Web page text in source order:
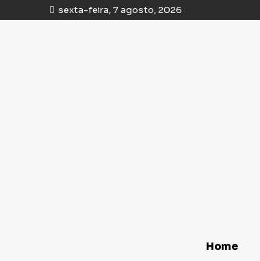
sexta-feira, 7 agosto, 2026
Home